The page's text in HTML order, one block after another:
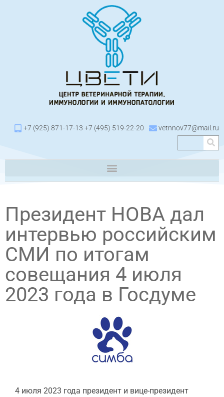
+7 (925) 871-17-13 +7 (495) 519-22-20 vetnnov77@mail.ru
Президент НОВА дал
интервью российским
СМИ по итогам
совещания 4 июля
2023 года в Госдуме
4 июля 2023 года президент и вице-президент